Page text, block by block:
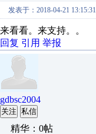
发表于：2018-04-21 13:15:31
来看看。来支持。。
回复 引用 举报
gdbsc2004
关注 私信
精华：0帖